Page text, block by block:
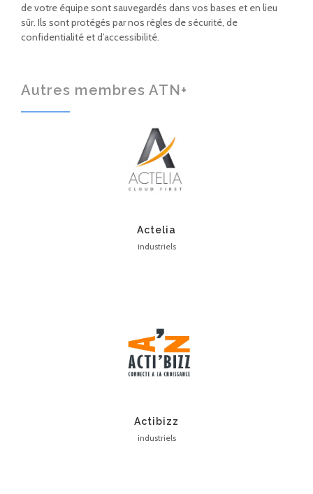
de votre équipe sont sauvegardés dans vos bases et en lieu
sûr. Ils sont protégés par nos règles de sécurité, de
confidentialité et d’accessibilité.
Autres membres ATN+
Actelia
industriels
Actibizz
industriels